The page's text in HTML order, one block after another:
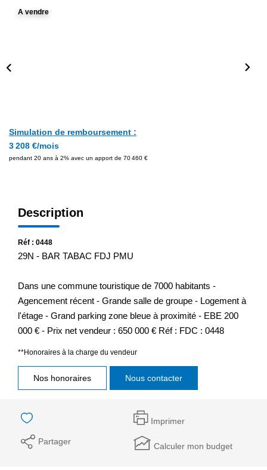
A vendre
Simulation de remboursement :
3 208 €/mois
pendant 20 ans à 2% avec un apport de 70 460 €
Description
Réf : 0448
29N - BAR TABAC FDJ PMU
Dans une commune touristique de 7000 habitants -
Agencement récent - Grande salle de groupe - Logement à
l'étage - Grand parking zone bleue à proximité - EBE 200
000 € - Prix net vendeur : 650 000 € Réf : FDC : 0448
**Honoraires à la charge du vendeur
Nos honoraires Nous contacter
Imprimer
Partager Calculer mon budget